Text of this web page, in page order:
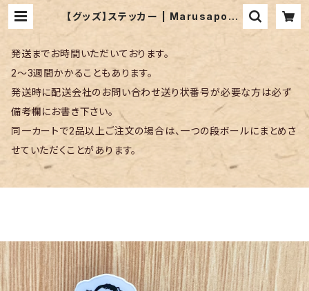
【グッズ】ステッカー | Marusapons
発送までお時間いただいております。
2〜3週間かかることもあります。
発送時に配送会社のお問い合わせ送り状番号が必要な方は必ず
備考欄にお書き下さい。
同一カートで2品以上ご注文の場合は、一つの段ボールにまとめさ
せていただくことがあります。